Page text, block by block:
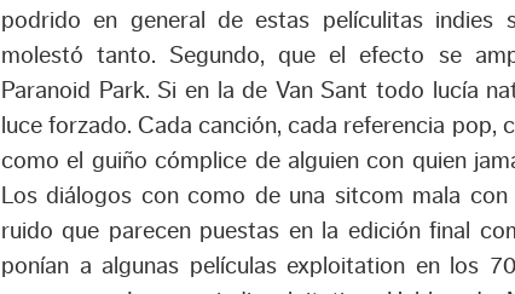
podrido en general de estas películitas indies
molestó tanto. Segundo, que el efecto se
Paranoid Park. Si en la de Van Sant todo lucía
luce forzado. Cada canción, cada referencia pop,
como el guiño cómplice de alguien con quien
Los diálogos con como de una sitcom mala
ruido que parecen puestas en la edición final
ponían a algunas películas exploitation en los